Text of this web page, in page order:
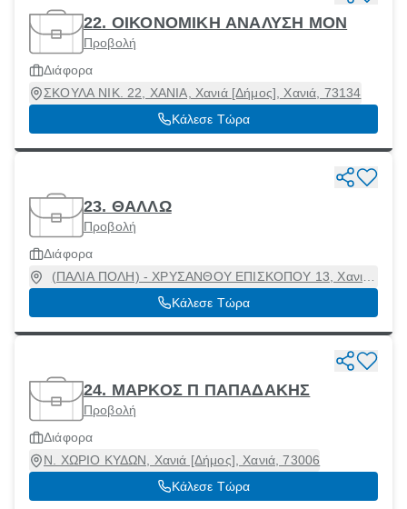
22. ΟΙΚΟΝΟΜΙΚΗ ΑΝΑΛΥΣΗ ΜΟΝ
Προβολή
Διάφορα
ΣΚΟΥΛΑ ΝΙΚ. 22, ΧΑΝΙΑ, Χανιά [Δήμος], Χανιά, 73134
Κάλεσε Τώρα
23. ΘΑΛΛΩ
Προβολή
Διάφορα
(ΠΑΛΙΑ ΠΟΛΗ) - ΧΡΥΣΑΝΘΟΥ ΕΠΙΣΚΟΠΟΥ 13, Χανιά
[Δήμος], Χανιά, 73132
Κάλεσε Τώρα
24. ΜΑΡΚΟΣ Π ΠΑΠΑΔΑΚΗΣ
Προβολή
Διάφορα
Ν. ΧΩΡΙΟ ΚΥΔΩΝ, Χανιά [Δήμος], Χανιά, 73006
Κάλεσε Τώρα